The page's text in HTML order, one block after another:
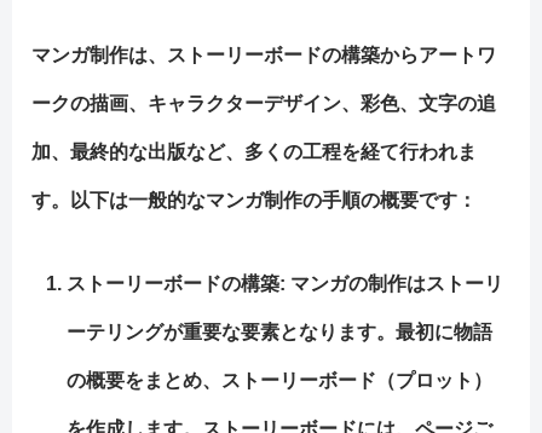
マンガ制作は、ストーリーボードの構築からアートワ
ークの描画、キャラクターデザイン、彩色、文字の追
加、最終的な出版など、多くの工程を経て行われま
す。以下は一般的なマンガ制作の手順の概要です：
ストーリーボードの構築: マンガの制作はストーリ
ーテリングが重要な要素となります。最初に物語
の概要をまとめ、ストーリーボード（プロット）
を作成します。ストーリーボードには、ページご